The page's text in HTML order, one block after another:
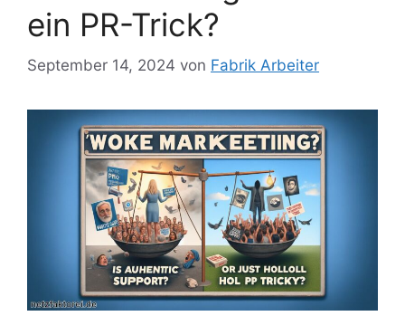
ein PR-Trick?
September 14, 2024 von Fabrik Arbeiter